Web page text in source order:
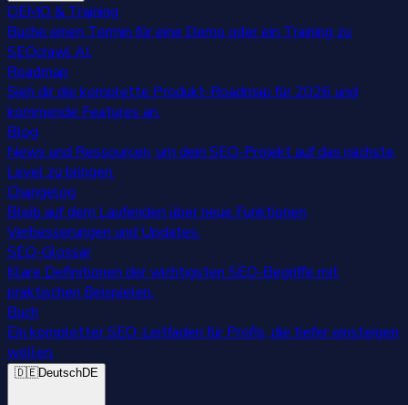
DEMO & Training
Buche einen Termin für eine Demo oder ein Training zu
SEOcrawl AI.
Roadmap
Sieh dir die komplette Produkt-Roadmap für 2026 und
kommende Features an.
Blog
News und Ressourcen, um dein SEO-Projekt auf das nächste
Level zu bringen.
Changelog
Bleib auf dem Laufenden über neue Funktionen,
Verbesserungen und Updates.
SEO-Glossar
Klare Definitionen der wichtigsten SEO-Begriffe mit
praktischen Beispielen.
Buch
Ein kompletter SEO-Leitfaden für Profis, die tiefer einsteigen
wollen.
🇩🇪DeutschDE